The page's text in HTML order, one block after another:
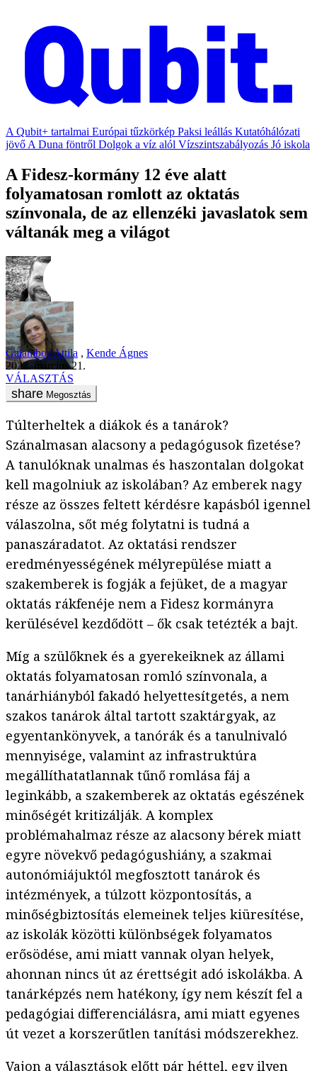
A Qubit+ tartalmai Európai tűzkörkép Paksi leállás Kutatóhálózati
jövő A Duna föntről Dolgok a víz alól Vízszintszabályozás Jó iskola
A Fidesz-kormány 12 éve alatt
folyamatosan romlott az oktatás
színvonala, de az ellenzéki javaslatok sem
váltanák meg a világot
Galambos Attila , Kende Ágnes
2022. március 21.
VÁLASZTÁS
Megosztás
Túlterheltek a diákok és a tanárok?
Szánalmasan alacsony a pedagógusok fizetése?
A tanulóknak unalmas és haszontalan dolgokat
kell magolniuk az iskolában? Az emberek nagy
része az összes feltett kérdésre kapásból igennel
válaszolna, sőt még folytatni is tudná a
panaszáradatot. Az oktatási rendszer
eredményességének mélyrepülése miatt a
szakemberek is fogják a fejüket, de a magyar
oktatás rákfenéje nem a Fidesz kormányra
kerülésével kezdődött – ők csak tetézték a bajt.
Míg a szülőknek és a gyerekeiknek az állami
oktatás folyamatosan romló színvonala, a
tanárhiányból fakadó helyettesítgetés, a nem
szakos tanárok által tartott szaktárgyak, az
egyentankönyvek, a tanórák és a tanulnivaló
mennyisége, valamint az infrastruktúra
megállíthatatlannak tűnő romlása fáj a
leginkább, a szakemberek az oktatás egészének
minőségét kritizálják. A komplex
problémahalmaz része az alacsony bérek miatt
egyre növekvő pedagógushiány, a szakmai
autonómiájuktól megfosztott tanárok és
intézmények, a túlzott központosítás, a
minőségbiztosítás elemeinek teljes kiüresítése,
az iskolák közötti különbségek folyamatos
erősödése, ami miatt vannak olyan helyek,
ahonnan nincs út az érettségit adó iskolákba. A
tanárképzés nem hatékony, így nem készít fel a
pedagógiai differenciálásra, ami miatt egyenes
út vezet a korszerűtlen tanítási módszerekhez.
Vajon a választások előtt pár héttel, egy ilyen